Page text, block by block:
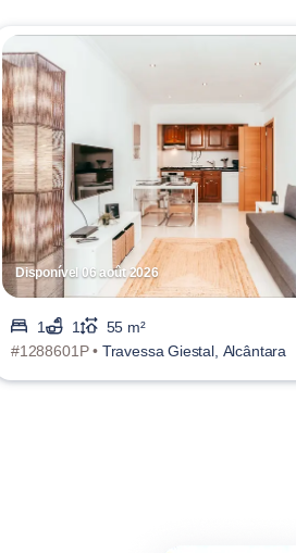
Disponível 06 août 2026
1 1
55 m²
#1288601P • Travessa Giestal, Alcântara